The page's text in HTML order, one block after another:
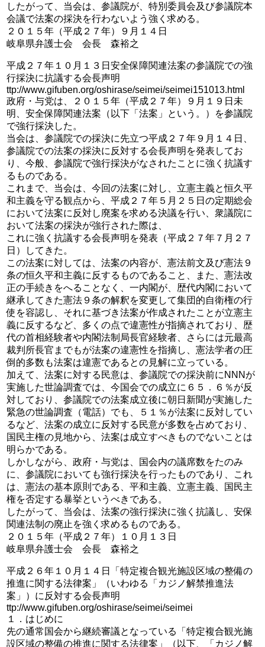
したがって、当会は、参議院が、特別委員会及び参議院本
会議で法案の採決を行わないよう強く求める。
２０１５年（平成２７年）９月１４日
岐阜県弁護士会 会長 森裕之
平成２７年１０月１３日安全保障関連法案の参議院での強
行採決に抗議する会長声明
ttp://www.gifuben.org/oshirase/seimei/seimei151013.html
政府・与党は、２０１５年（平成２７年）９月１９日未
明、安全保障関連法案（以下「法案」という。）を参議院
で強行採決した。
当会は、参議院での採決に先立つ平成２７年９月１４日、
参議院での法案の採決に反対する会長声明を発表してお
り、今般、参議院で強行採決がなされたことに強く抗議す
るものである。
これまで、当会は、今回の法案に対し、立憲主義と恒久平
和主義を守る観点から、平成２７年５月２５日の定期総会
において法案に反対し廃案を求める決議を行い、衆議院に
おいて法案の採決が強行された際は、
これに強く抗議する会長声明を発表（平成２７年７月２７
日）してきた。
この法案に対しては、法案の内容が、憲法前文及び憲法９
条の恒久平和主義に反するものであること、また、憲法改
正の手続きをへることなく、一内閣が、歴代内閣において
継承してきた憲法９条の解釈を変更して集団的自衛権の行
使を容認し、それに基づき法案が作成されたことが立憲主
義に反するなど、多くの点で違憲性が指摘されており、歴
代の首相経験者や内閣法制局長官経験者、さらには元最高
裁判所長官までもが法案の違憲性を指摘し、憲法学者の圧
倒的多数も法案は違憲であるとの見解に立っている。
加えて、法案に対する民意は、参議院での採決前にNNNが
実施した世論調査では、今国会での成立に６５．６％が反
対しており、参議院での法案成立後に朝日新聞が実施した
緊急の世論調査（電話）でも、５１％が法案に反対してい
るなど、法案の成立に反対する民意が多数を占めており、
国民主権の見地から、法案は成立すべきものでないことは
明らかである。
しかしながら、政府・与党は、国会内の議席数をたのみ
に、参議院においても強行採決を行ったものであり、これ
は、憲法の基本原則である、平和主義、立憲主義、国民主
権を否定する暴挙というべきである。
したがって、当会は、法案の強行採決に強く抗議し、安保
関連法制の廃止を強く求めるものである。
２０１５年（平成２７年）１０月１３日
岐阜県弁護士会 会長 森裕之
平成２６年１０月１４日「特定複合観光施設区域の整備の
推進に関する法律案」（いわゆる「カジノ解禁推進法
案」）に反対する会長声明
ttp://www.gifuben.org/oshirase/seimei/seimei
１．はじめに
先の通常国会から継続審議となっている「特定複合観光施
設区域の整備の推進に関する法律案」（以下、「カジノ解